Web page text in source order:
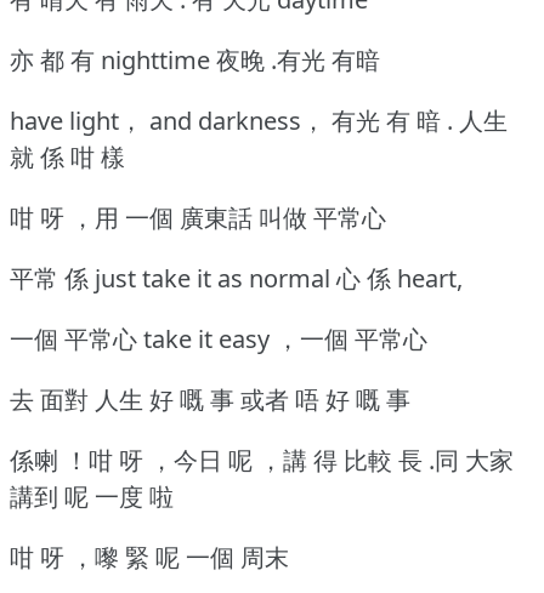
亦 都 有 nighttime 夜晚 .有光 有暗
have light， and darkness， 有光 有 暗 . 人生
就 係 咁 樣
咁 呀 ，用 一個 廣東話 叫做 平常心
平常 係 just take it as normal 心 係 heart,
一個 平常心 take it easy ，一個 平常心
去 面對 人生 好 嘅 事 或者 唔 好 嘅 事
係喇 ！咁 呀 ，今日 呢 ，講 得 比較 長 .同 大家
講到 呢 一度 啦
咁 呀 ，嚟 緊 呢 一個 周末